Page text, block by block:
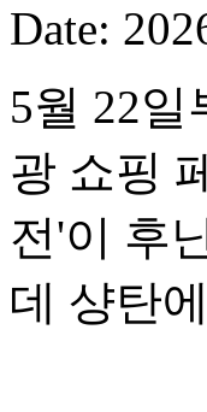
Date:
5월 22
광 쇼핑
전'이 후
데 샹탄